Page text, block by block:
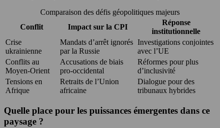
Comparaison des défis géopolitiques majeurs
Conflit
Impact sur la CPI
Réponse
institutionnelle
Crise
ukrainienne
Mandats d’arrêt ignorés
par la Russie
Investigations conjointes
avec l’UE
Conflits au
Moyen-Orient
Accusations de biais
pro-occidental
Réformes pour plus
d’inclusivité
Tensions en
Afrique
Retraits de l’Union
africaine
Dialogue pour des
tribunaux hybrides
Quelle place pour les puissances émergentes dans ce
paysage ?